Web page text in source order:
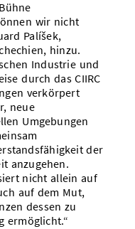
wir nicht
Palíšek,
hinzu.
Industrie und
durch das CIIRC
verkörpert
neue
Umgebungen
der
anzugehen.
nicht allein auf
auf dem Mut,
dessen zu
ermöglicht.“